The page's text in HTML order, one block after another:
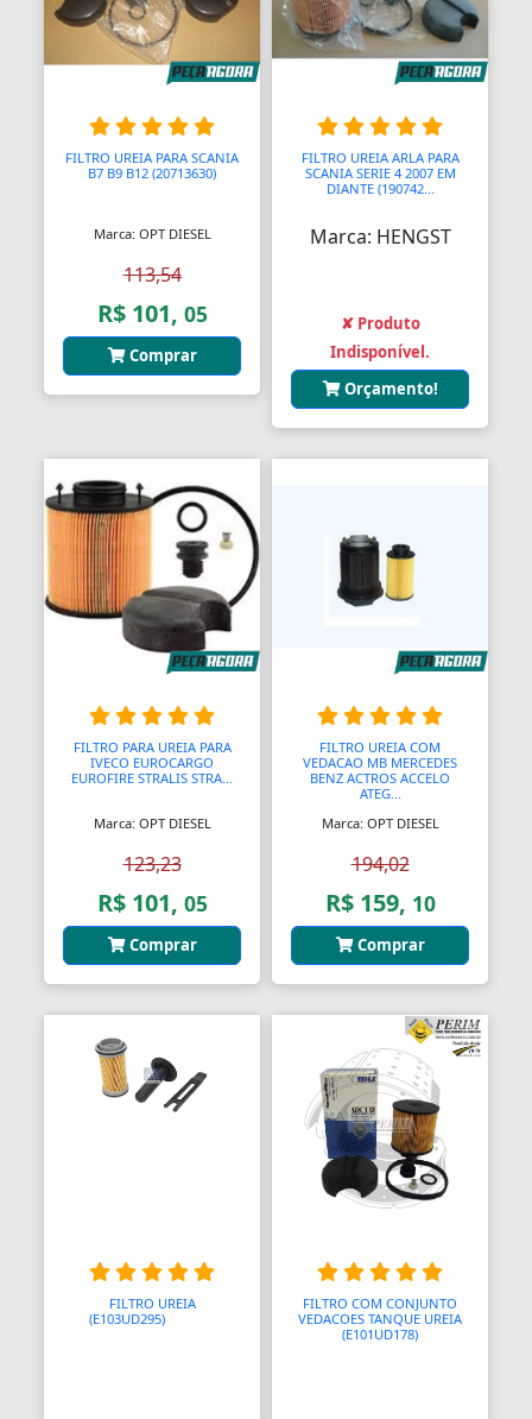
FILTRO UREIA PARA SCANIA
B7 B9 B12 (20713630)
Marca: OPT DIESEL
113,54
R$ 101, 05
Comprar
FILTRO UREIA ARLA PARA
SCANIA SERIE 4 2007 EM
DIANTE (190742...
Marca: HENGST
✘ Produto
Indisponível.
Orçamento!
FILTRO PARA UREIA PARA
IVECO EUROCARGO
EUROFIRE STRALIS STRA...
Marca: OPT DIESEL
123,23
R$ 101, 05
Comprar
FILTRO UREIA COM
VEDACAO MB MERCEDES
BENZ ACTROS ACCELO
ATEG...
Marca: OPT DIESEL
194,02
R$ 159, 10
Comprar
FILTRO UREIA
(E103UD295)
FILTRO COM CONJUNTO
VEDACOES TANQUE UREIA
(E101UD178)